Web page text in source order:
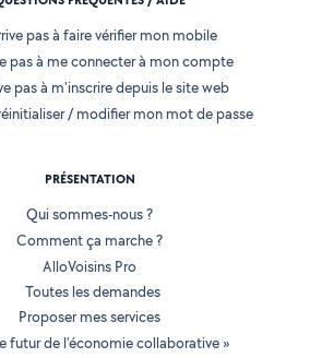
pas à faire vérifier mon mobile
pas à me connecter à mon compte
pas à m'inscrire depuis le site web
/ modifier mon mot de passe
PRÉSENTATION
Qui sommes-nous ?
Comment ça marche ?
AlloVoisins Pro
Toutes les demandes
Proposer mes services
futur de l'économie collaborative »